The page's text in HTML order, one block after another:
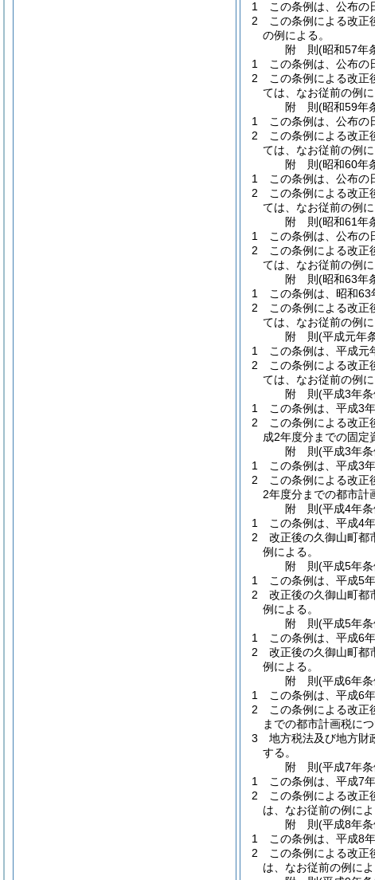
1
この条例は、公布の
2
この条例による改
の例による。
附 則(昭和57年
1
この条例は、公布の
2
この条例による改
ては、なお従前の例に
附 則(昭和59年
1
この条例は、公布の
2
この条例による改
ては、なお従前の例に
附 則(昭和60年
1
この条例は、公布の
2
この条例による改
ては、なお従前の例に
附 則(昭和61年
1
この条例は、公布の
2
この条例による改
ては、なお従前の例に
附 則(昭和63年
1
この条例は、昭和63
2
この条例による改
ては、なお従前の例に
附 則(平成元年
1
この条例は、平成元
2
この条例による改
ては、なお従前の例に
附 則(平成3年
1
この条例は、平成3
2
この条例による改
成2年度分までの固定
附 則(平成3年
1
この条例は、平成3
2
この条例による改正
2年度分までの都市計
附 則(平成4年
1
この条例は、平成4
2
改正後の久御山町都
例による。
附 則(平成5年
1
この条例は、平成5
2
改正後の久御山町都
例による。
附 則(平成5年
1
この条例は、平成6
2
改正後の久御山町都
例による。
附 則(平成6年
1
この条例は、平成6
2
この条例による改正
までの都市計画税に
3
地方税法及び地方財
する。
附 則(平成7年
1
この条例は、平成7
2
この条例による改
は、なお従前の例によ
附 則(平成8年
1
この条例は、平成8
2
この条例による改
は、なお従前の例によ